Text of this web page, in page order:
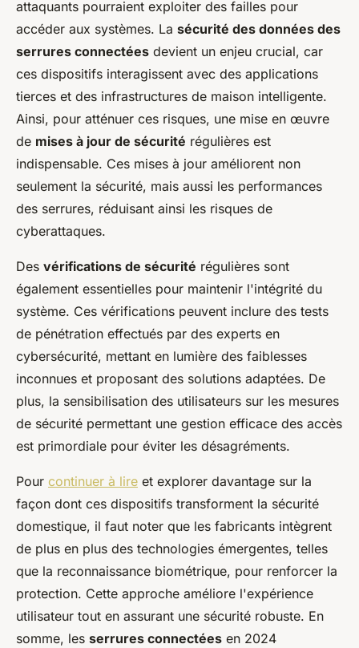
attaquants pourraient exploiter des failles pour
accéder aux systèmes. La sécurité des données des
serrures connectées devient un enjeu crucial, car
ces dispositifs interagissent avec des applications
tierces et des infrastructures de maison intelligente.
Ainsi, pour atténuer ces risques, une mise en œuvre
de mises à jour de sécurité régulières est
indispensable. Ces mises à jour améliorent non
seulement la sécurité, mais aussi les performances
des serrures, réduisant ainsi les risques de
cyberattaques.
Des vérifications de sécurité régulières sont
également essentielles pour maintenir l'intégrité du
système. Ces vérifications peuvent inclure des tests
de pénétration effectués par des experts en
cybersécurité, mettant en lumière des faiblesses
inconnues et proposant des solutions adaptées. De
plus, la sensibilisation des utilisateurs sur les mesures
de sécurité permettant une gestion efficace des accès
est primordiale pour éviter les désagréments.
Pour continuer à lire et explorer davantage sur la
façon dont ces dispositifs transforment la sécurité
domestique, il faut noter que les fabricants intègrent
de plus en plus des technologies émergentes, telles
que la reconnaissance biométrique, pour renforcer la
protection. Cette approche améliore l'expérience
utilisateur tout en assurant une sécurité robuste. En
somme, les serrures connectées en 2024